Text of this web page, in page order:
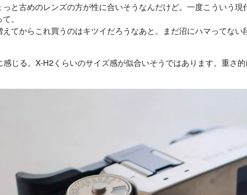
と古めのレンズの方が性に合いそうなんだけど。一度こういう
。
てからこれ買うのはキツイだろうなあと。まだ沼にハマってな
じる。X-H2くらいのサイズ感が似合いそうではあります。重さ